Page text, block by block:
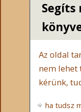
Az oldal
nem lehet
kérünk,
ha tudsz